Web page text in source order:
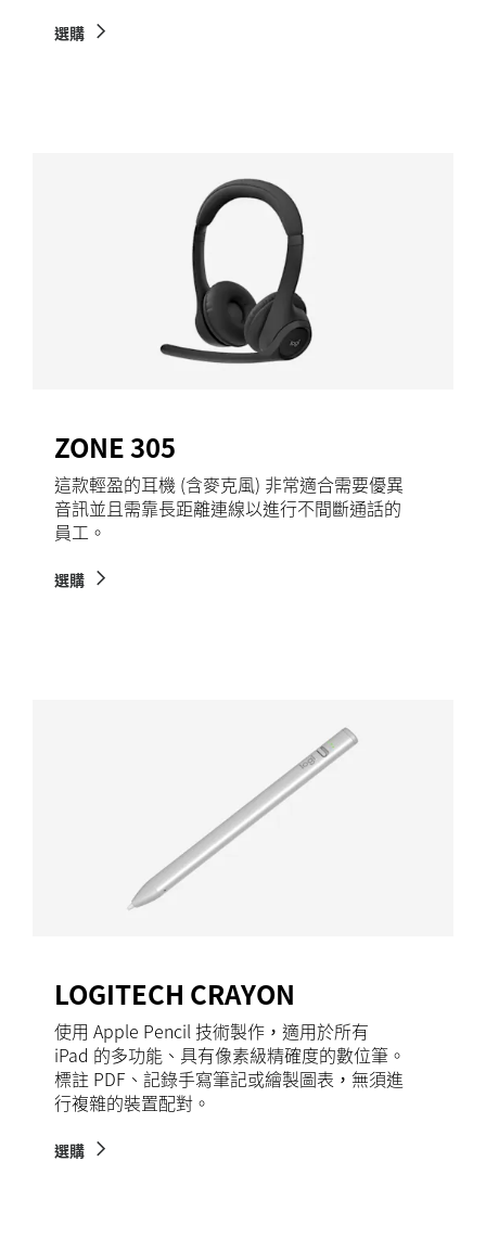
選購
ZONE 305
這款輕盈的耳機 (含麥克風) 非常適合需要優異
音訊並且需靠長距離連線以進行不間斷通話的
員工。
選購
LOGITECH CRAYON
使用 Apple Pencil 技術製作，適用於所有
iPad 的多功能、具有像素級精確度的數位筆。
標註 PDF、記錄手寫筆記或繪製圖表，無須進
行複雜的裝置配對。
選購